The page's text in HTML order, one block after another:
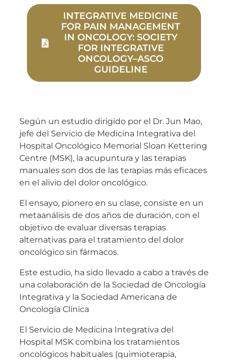
INTEGRATIVE MEDICINE
FOR PAIN MANAGEMENT
IN ONCOLOGY: SOCIETY
FOR INTEGRATIVE
ONCOLOGY–ASCO
GUIDELINE
Según un estudio dirigido por el Dr. Jun Mao,
jefe del Servicio de Medicina Integrativa del
Hospital Oncológico Memorial Sloan Kettering
Centre (MSK), la acupuntura y las terapias
manuales son dos de las terapias más eficaces
en el alivio del dolor oncológico.
El ensayo, pionero en su clase, consiste en un
metaanálisis de dos años de duración, con el
objetivo de evaluar diversas terapias
alternativas para el tratamiento del dolor
oncológico sin fármacos.
Este estudio, ha sido llevado a cabo a través de
una colaboración de la Sociedad de Oncología
Integrativa y la Sociedad Americana de
Oncología Clínica
El Servicio de Medicina Integrativa del
Hospital MSK combina los tratamientos
oncológicos habituales (quimioterapia,